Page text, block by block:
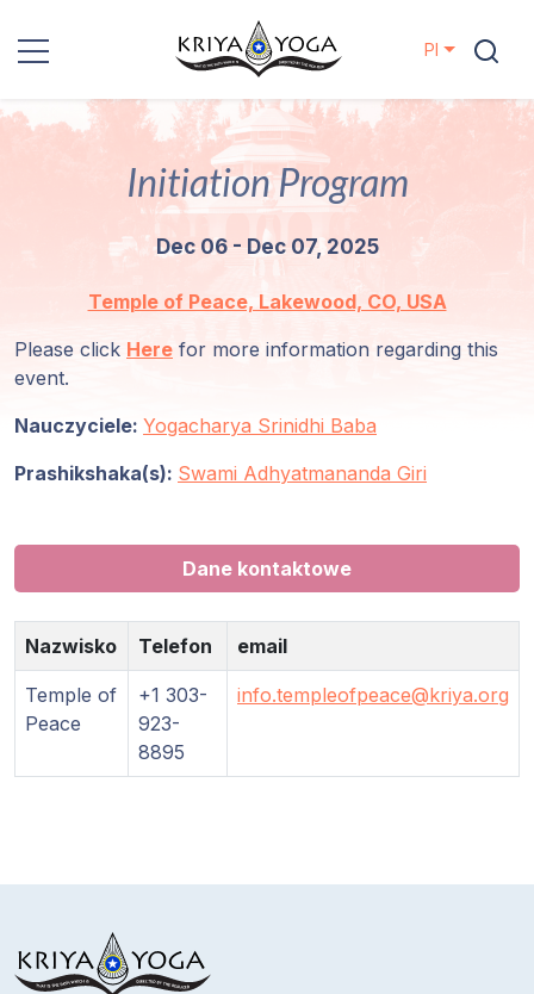
Kriya Yoga
charytatywne
Wydarzenia
Linia
Guruji
Sklep
Login
Pl
Initiation Program
Dec 06 - Dec 07, 2025
Temple of Peace, Lakewood, CO, USA
Please click Here for more information regarding this
event.
Nauczyciele: Yogacharya Srinidhi Baba
Prashikshaka(s): Swami Adhyatmananda Giri
Dane kontaktowe
Nazwisko Telefon email
Temple of
Peace
+1 303-
923-
8895
info.templeofpeace@kriya.org